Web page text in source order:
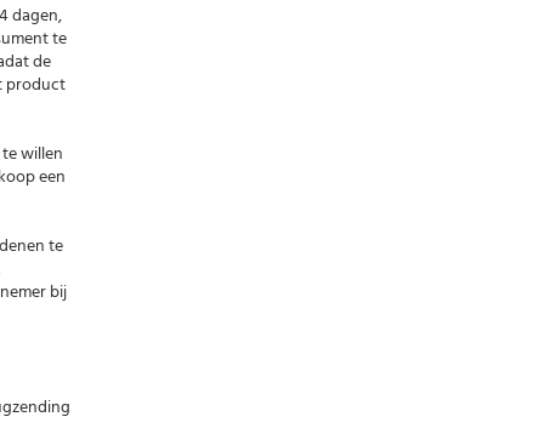
dagen,
te
de
product
willen
een
te
bij